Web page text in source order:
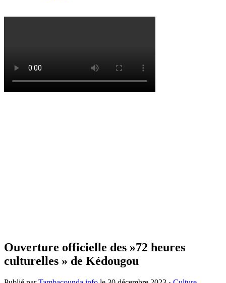
Ouverture officielle des »72 heures
culturelles » de Kédougou